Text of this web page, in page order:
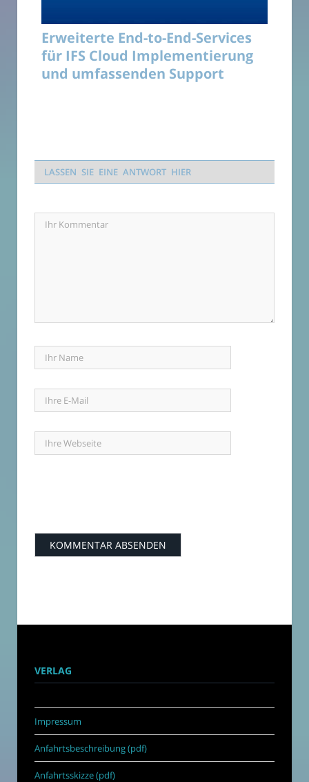
Erweiterte End-to-End-Services
für IFS Cloud Implementierung
und umfassenden Support
LASSEN SIE EINE ANTWORT HIER
VERLAG
Impressum
Anfahrtsbeschreibung (pdf)
Anfahrtsskizze (pdf)